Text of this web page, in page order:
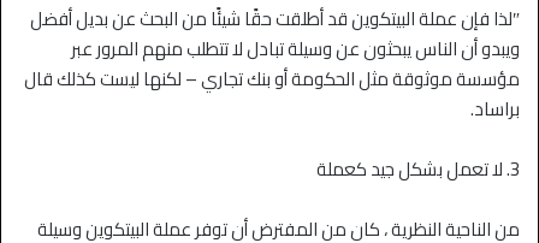
″لذا فإن عملة البيتكوين قد أطلقت حقًا شيئًا من البحث عن بديل أفضل
ويبدو أن الناس يبحثون عن وسيلة تبادل لا تتطلب منهم المرور عبر
مؤسسة موثوقة مثل الحكومة أو بنك تجاري – لكنها ليست كذلك قال
براساد.
3. لا تعمل بشكل جيد كعملة
من الناحية النظرية ، كان من المفترض أن توفر عملة البيتكوين وسيلة